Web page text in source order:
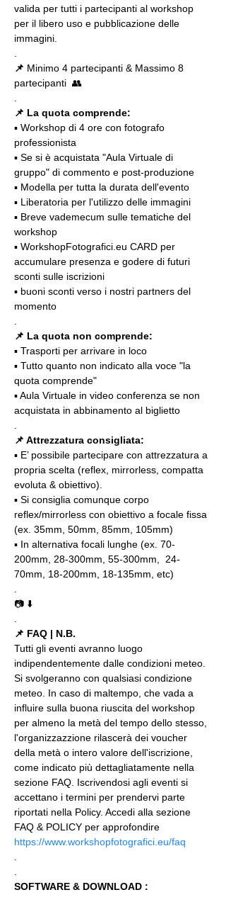
valida per tutti i partecipanti al workshop
per il libero uso e pubblicazione delle
immagini.
📌 Minimo 4 partecipanti & Massimo 8
partecipanti  👥
📌 La quota comprende:
▪️ Workshop di 4 ore con fotografo
professionista
▪️ Se si è acquistata "Aula Virtuale di
gruppo" di commento e post-produzione
▪️ Modella per tutta la durata dell'evento
▪️ Liberatoria per l'utilizzo delle immagini
▪️ Breve vademecum sulle tematiche del
workshop
▪️ WorkshopFotografici.eu CARD per
accumulare presenza e godere di futuri
sconti sulle iscrizioni
▪️ buoni sconti verso i nostri partners del
momento
📌 La quota non comprende:
▪️ Trasporti per arrivare in loco
▪️ Tutto quanto non indicato alla voce "la
quota comprende"
▪️ Aula Virtuale in video conferenza se non
acquistata in abbinamento al biglietto
📌 Attrezzatura consigliata:
▪️ E’ possibile partecipare con attrezzatura a
propria scelta (reflex, mirrorless, compatta
evoluta & obiettivo).
▪️ Si consiglia comunque corpo
reflex/mirrorless con obiettivo a focale fissa
(ex. 35mm, 50mm, 85mm, 105mm)
▪️ In alternativa focali lunghe (ex. 70-
200mm, 28-300mm, 55-300mm,  24-
70mm, 18-200mm, 18-135mm, etc)
📷 ⬇️
📌 FAQ | N.B.
Tutti gli eventi avranno luogo
indipendentemente dalle condizioni meteo.
Si svolgeranno con qualsiasi condizione
meteo. In caso di maltempo, che vada a
influire sulla buona riuscita del workshop
per almeno la metà del tempo dello stesso,
l'organizzazzione rilascerà dei voucher
della metà o intero valore dell'iscrizione,
come indicato più dettagliatamente nella
sezione FAQ. Iscrivendosi agli eventi si
accettano i termini per prendervi parte
riportati nella Policy. Accedi alla sezione
FAQ & POLICY per approfondire
https://www.workshopfotografici.eu/faq
SOFTWARE & DOWNLOAD :